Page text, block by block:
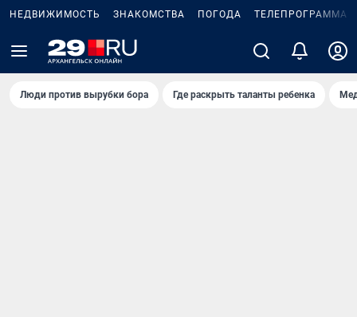
НЕДВИЖИМОСТЬ ЗНАКОМСТВА ПОГОДА ТЕЛЕПРОГРАММА
Люди против вырубки бора Где раскрыть таланты ребенка